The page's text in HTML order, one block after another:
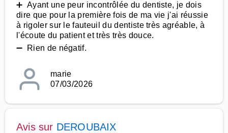
➕ Ayant une peur incontrôlée du dentiste, je dois
dire que pour la première fois de ma vie j'ai réussie
à rigoler sur le fauteuil du dentiste très agréable, à
l'écoute du patient et très très douce.
➖ Rien de négatif.
marie
07/03/2026
Avis sur DEROUBAIX